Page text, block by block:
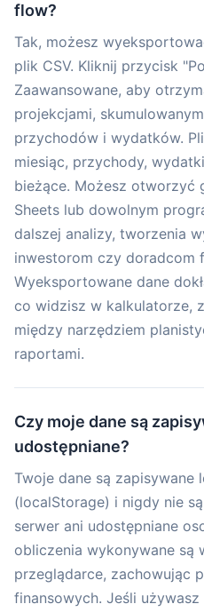
flow?
Tak, możesz
plik CSV. Kliknij przycisk
Zaawansowane, aby
projekcjami,
przychodów i wydatków.
miesiąc, przychody,
bieżące. Możesz otworzyć
Sheets lub dowolnym
dalszej analizy, tworzenia
inwestorom czy doradcom
Wyeksportowane dane
co widzisz w kalkulatorze,
między narzędziem
raportami.
Czy moje dane są
udostępniane?
Twoje dane są zapisywane
(localStorage) i nigdy nie
serwer ani udostępniane
obliczenia wykonywane są
przeglądarce, zachowując
finansowych. Jeśli